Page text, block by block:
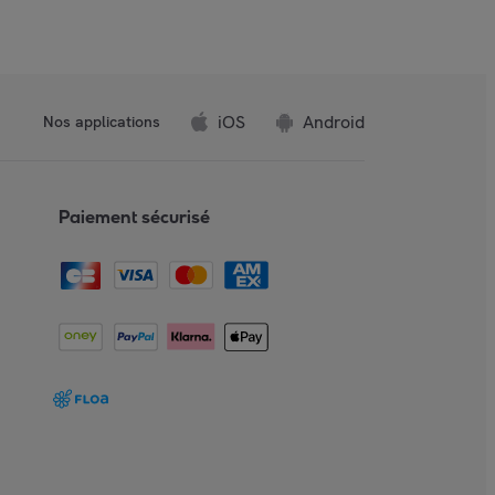
Nos applications iOS Android
Paiement sécurisé